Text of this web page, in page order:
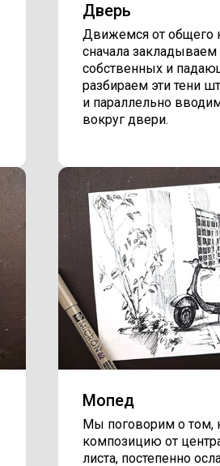
Дверь
Движемся от общего
сначала закладываем
собственных и
разбираем эти тени
и параллельно
вокруг двери.
Мопед
Мы поговорим о том,
композицию от
листа, постепенно